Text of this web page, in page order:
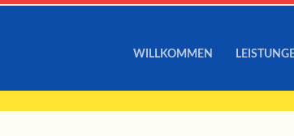
WILLKOMMEN